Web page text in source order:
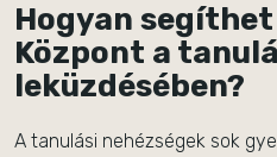
Hogyan segíthet
Központ a
leküzdésében?
A tanulási nehézségek sok